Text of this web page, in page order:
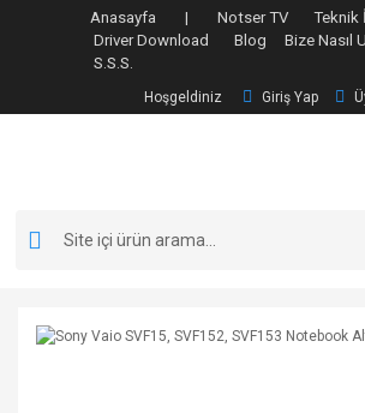
Anasayfa | Notser TV
Teknik
Driver Download
Blog
Bize Nasıl
S.S.S.
Hoşgeldiniz Giriş Yap